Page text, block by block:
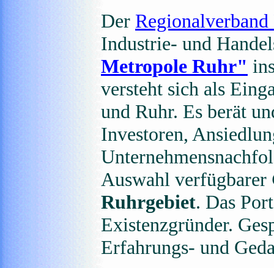
Der
Industrie- und
Metropole Ruhr"
versteht sich als
und Ruhr. Es berät
Investoren,
Auswahl verfügbarer
Ruhrgebiet. Das
Existenzgründer.
Erfahrungs- und